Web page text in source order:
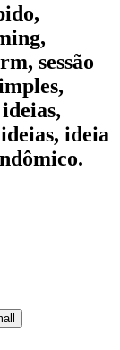
sessão
ideia